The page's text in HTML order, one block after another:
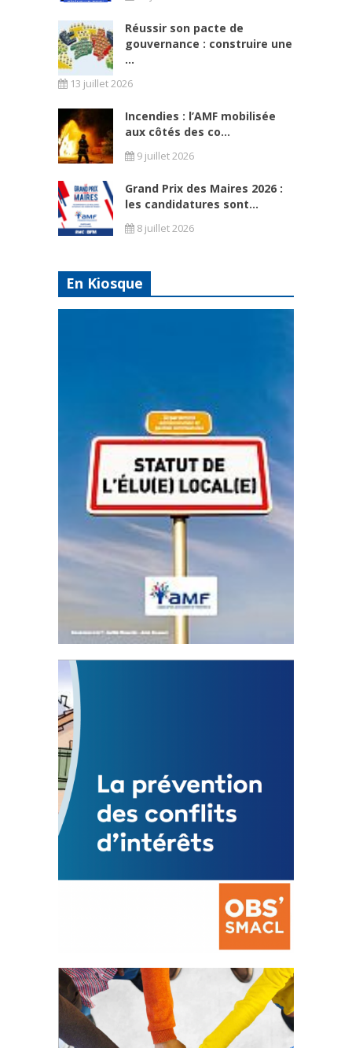
Réussir son pacte de
gouvernance : construire une
...
13 juillet 2026
Incendies : l’AMF mobilisée
aux côtés des co...
9 juillet 2026
Grand Prix des Maires 2026 :
les candidatures sont...
8 juillet 2026
En Kiosque
Statut de l’élu local
3 avril 2024
Mise à jour avril 2024
FEUILLETER
La prévention des conflits
d’intérêts
18 septembre 2023
FEUILLETER